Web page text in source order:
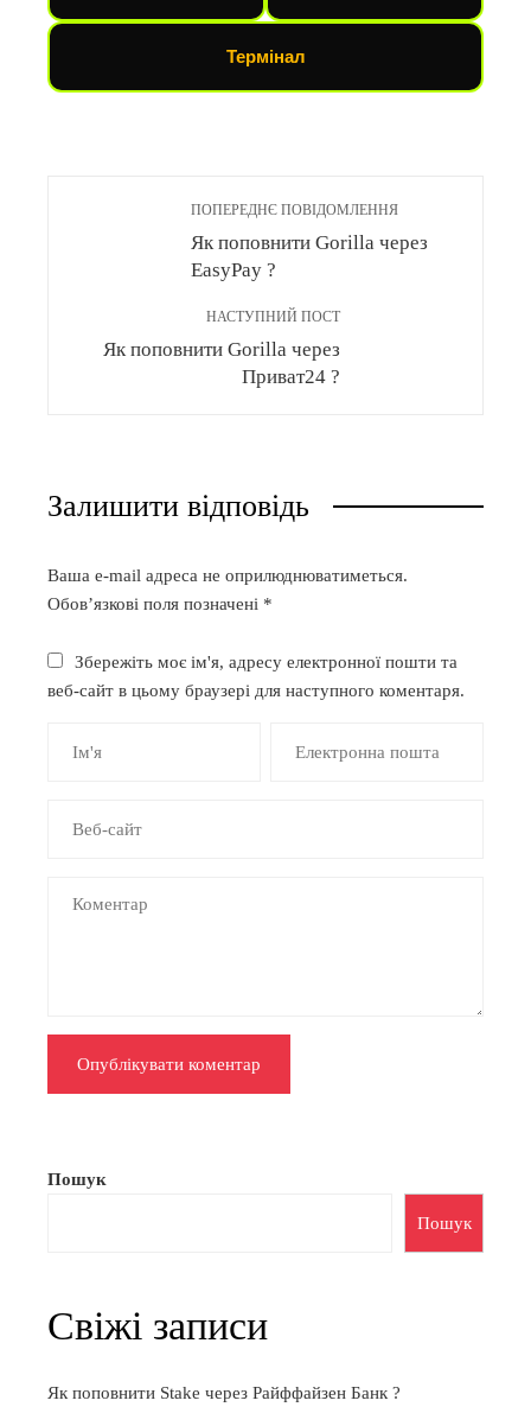
Термінал
ПОПЕРЕДНЄ ПОВІДОМЛЕННЯ
Як поповнити Gorilla через
EasyPay ?
НАСТУПНИЙ ПОСТ
Як поповнити Gorilla через
Приват24 ?
Залишити відповідь
Ваша e-mail адреса не оприлюднюватиметься.
Обов’язкові поля позначені *
Збережіть моє ім'я, адресу електронної пошти та
веб-сайт в цьому браузері для наступного коментаря.
Пошук
Пошук
Свіжі записи
Як поповнити Stake через Райффайзен Банк ?